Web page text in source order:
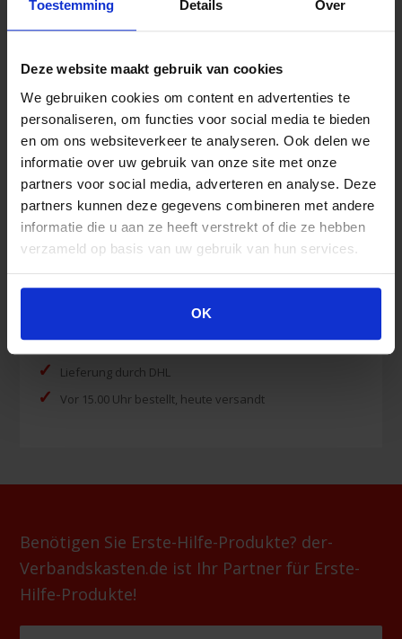
Toestemming Details Over
Deze website maakt gebruik van cookies
We gebruiken cookies om content en advertenties te
personaliseren, om functies voor social media te bieden
en om ons websiteverkeer te analyseren. Ook delen we
informatie over uw gebruik van onze site met onze
partners voor social media, adverteren en analyse. Deze
partners kunnen deze gegevens combineren met andere
informatie die u aan ze heeft verstrekt of die ze hebben
verzameld op basis van uw gebruik van hun services.
OK
Dreiecktuch
Netzschlauchverband
Vliesstofkompressen
Wundkompresse steril
Wundnahtstreifen
✓ Kaufen auch Rechnung
✓ Lieferung durch DHL
✓ Vor 15.00 Uhr bestellt, heute versandt
Benötigen Sie Erste-Hilfe-Produkte? der-
Verbandskasten.de ist Ihr Partner für Erste-
Hilfe-Produkte!